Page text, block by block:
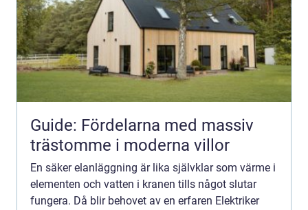
Guide: Fördelarna med massiv
trästomme i moderna villor
En säker elanläggning är lika självklar som värme i
elementen och vatten i kranen tills något slutar
fungera. Då blir behovet av en erfaren Elektriker